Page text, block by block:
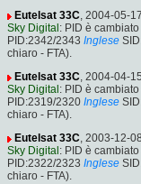
Eutelsat 33C, 2004-05-17
Sky Digital : PID è
PID:2342/2343 Inglese
chiaro - FTA).
Eutelsat 33C, 2004-04-15
Sky Digital : PID è
PID:2319/2320 Inglese
chiaro - FTA).
Eutelsat 33C, 2003-12-08
Sky Digital : PID è
PID:2322/2323 Inglese
chiaro - FTA).